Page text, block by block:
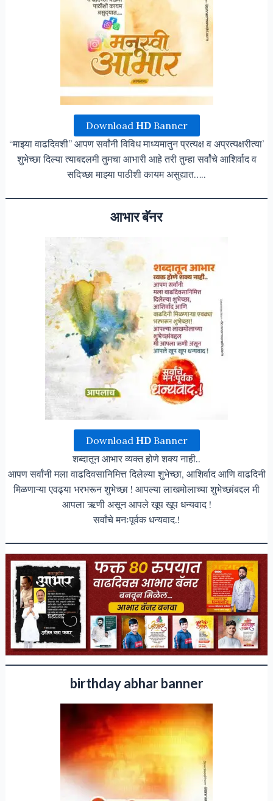
Download HDBanner
“माझ्या वाढदिवशी” आपण सर्वांनी विविध माध्यमातुन प्रत्यक्ष व अप्रत्यक्षरीत्या’
शुभेच्छा दिल्या त्याबद्दलमी तुमचा आभारी आहे तरी तुम्हा सर्वांचे आशिर्वाद व
सदिच्छा माझ्या पाठीशी कायम असुद्यात…..
आभार बॅनर
Download HDBanner
शब्दातून आभार व्यक्त होणे शक्य नाही..
आपण सर्वांनी मला वाढदिवसानिमित्त दिलेल्या शुभेच्छा, आशिर्वाद आणि वाढदिनी
मिळणाऱ्या एवढ्या भरभरून शुभेच्छा ! आपल्या लाखमोलाच्या शुभेच्छांबद्दल मी
आपला ऋणी असून आपले खूप खूप धन्यवाद !
सर्वांचे मनःपूर्वक धन्यवाद.!
birthday abhar banner